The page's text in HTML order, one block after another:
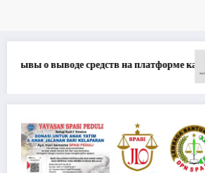
Müştəri Xidmətlərindən Nələr